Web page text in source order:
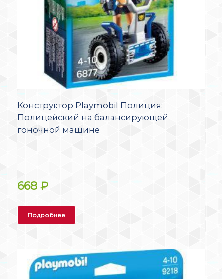
Конструктор Playmobil Полиция:
Полицейский на балансирующей
гоночной машине
668 ₽
Подробнее